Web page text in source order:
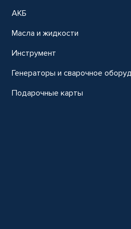
АКБ
Масла и жидкости
Инструмент
Генераторы и сварочное
Подарочные карты